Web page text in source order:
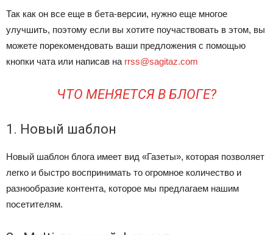
Так как он все еще в бета-версии, нужно еще многое
улучшить, поэтому если вы хотите поучаствовать в этом, вы
можете порекомендовать ваши предложения с помощью
кнопки чата или написав на rrss@sagitaz.com
ЧТО МЕНЯЕТСЯ В БЛОГЕ?
1. Новый шаблон
Новый шаблон блога имеет вид «Газеты», которая позволяет
легко и быстро воспринимать то огромное количество и
разнообразие контента, которое мы предлагаем нашим
посетителям.